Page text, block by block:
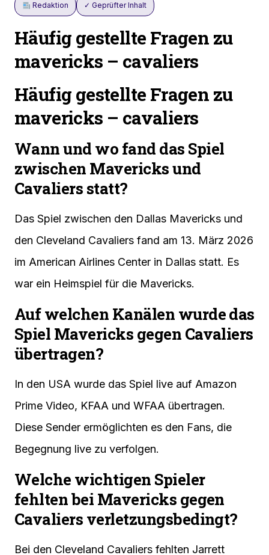
Redaktion ✓ Geprüfter Inhalt
Häufig gestellte Fragen zu
mavericks – cavaliers
Häufig gestellte Fragen zu
mavericks – cavaliers
Wann und wo fand das Spiel
zwischen Mavericks und
Cavaliers statt?
Das Spiel zwischen den Dallas Mavericks und
den Cleveland Cavaliers fand am 13. März 2026
im American Airlines Center in Dallas statt. Es
war ein Heimspiel für die Mavericks.
Auf welchen Kanälen wurde das
Spiel Mavericks gegen Cavaliers
übertragen?
In den USA wurde das Spiel live auf Amazon
Prime Video, KFAA und WFAA übertragen.
Diese Sender ermöglichten es den Fans, die
Begegnung live zu verfolgen.
Welche wichtigen Spieler
fehlten bei Mavericks gegen
Cavaliers verletzungsbedingt?
Bei den Cleveland Cavaliers fehlten Jarrett